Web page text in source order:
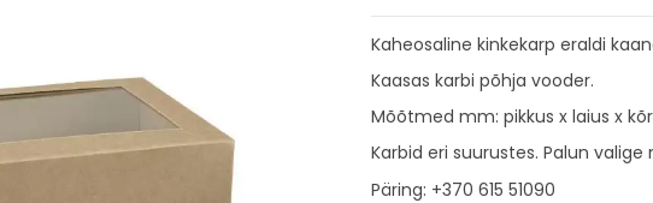
Kaheosaline kinkekarp eraldi
Kaasas karbi põhja vooder.
Mõõtmed mm: pikkus x laius x
Karbid eri suurustes. Palun
Päring: +370 615 51090